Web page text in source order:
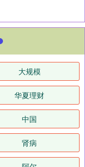
大规模
华夏理财
中国
肾病